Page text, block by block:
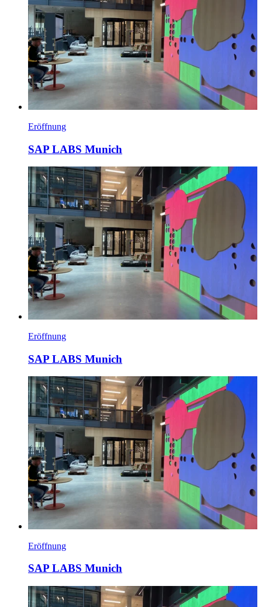
Eröffnung
SAP LABS Munich
Eröffnung
SAP LABS Munich
Eröffnung
SAP LABS Munich